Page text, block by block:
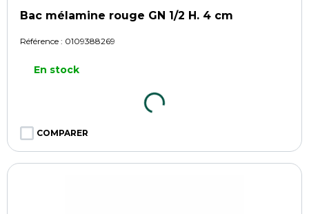
Bac mélamine rouge GN 1/2 H. 4 cm
Référence : 0109388269
En stock
COMPARER